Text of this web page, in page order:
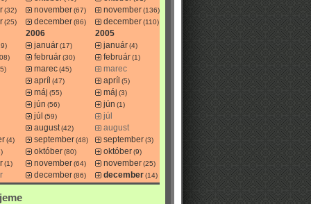
(32)
(25)
november(67)
december(86)
november(136)
december(110)
(4)
(1)
2006
január(17)
február(30)
marec(45)
apríl (47)
máj (55)
jún (56)
júl (59)
august(42)
september(48)
október(80)
november(64)
december(86)
2005
január(4)
február(1)
marec
apríl (5)
máj (3)
jún (1)
júl
august
september(3)
október(9)
november(25)
december(14)